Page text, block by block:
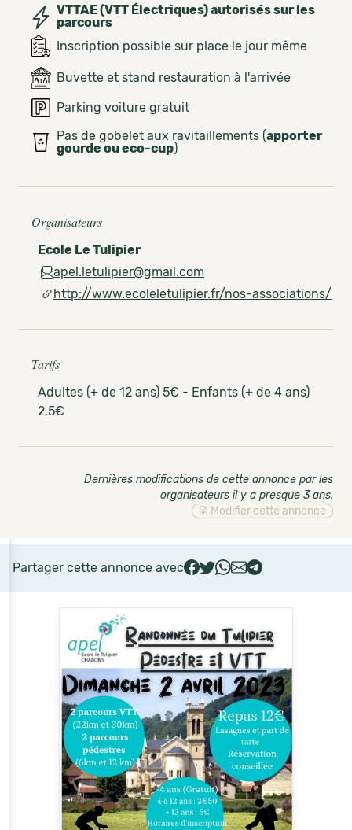
VTTAE (VTT Électriques) autorisés sur les
parcours
Inscription possible sur place le jour même
Buvette et stand restauration à l'arrivée
Parking voiture gratuit
Pas de gobelet aux ravitaillements (apporter
gourde ou eco-cup)
Organisateurs
Ecole Le Tulipier
apel.letulipier@gmail.com
http://www.ecoleletulipier.fr/nos-associations/
Tarifs
Adultes (+ de 12 ans) 5€ - Enfants (+ de 4 ans)
2,5€
Dernières modifications de cette annonce par les
organisateurs il y a presque 3 ans.
Modifier cette annonce
Partager cette annonce avec